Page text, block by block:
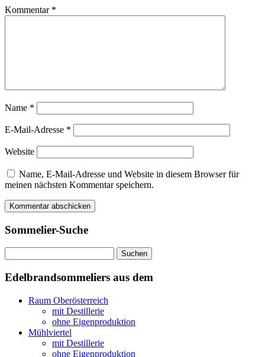
Kommentar *
Name *
E-Mail-Adresse *
Website
Name, E-Mail-Adresse und Website in diesem Browser für
meinen nächsten Kommentar speichern.
Sommelier-Suche
nach:
Edelbrandsommeliers aus dem
Raum Oberösterreich
mit Destillerie
ohne Eigenproduktion
Mühlviertel
mit Destillerie
ohne Eigenproduktion